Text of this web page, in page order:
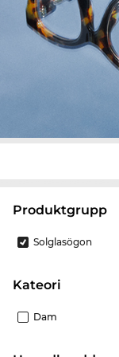
Produktgrupp
Solglasögon
Kateori
Dam